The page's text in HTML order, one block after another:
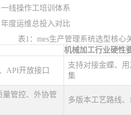
线操作工培训体系
度运维总投入对比
表1：mes生产管理系统选型核心
机械加工行业硬性
API开放接口
支持对接金蝶、用
集
量管控、外协管
多版本工艺路线